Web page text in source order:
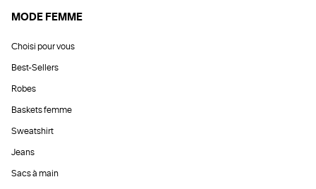
MODE FEMME
Choisi pour vous
Best-Sellers
Robes
Baskets femme
Sweatshirt
Jeans
Sacs à main